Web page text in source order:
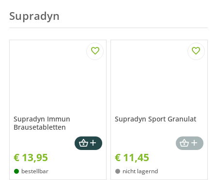
Supradyn
Supradyn Immun
Brausetabletten
€ 13,95
bestellbar
Supradyn Sport Granulat
€ 11,45
nicht lagernd